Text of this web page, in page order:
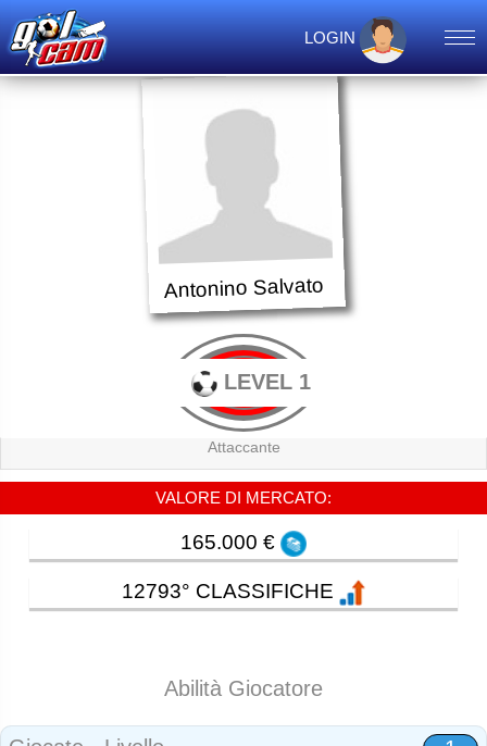
LOGIN
Antonino Salvato
LEVEL 1
Attaccante
VALORE DI MERCATO:
165.000 €
12793° CLASSIFICHE
Abilità Giocatore